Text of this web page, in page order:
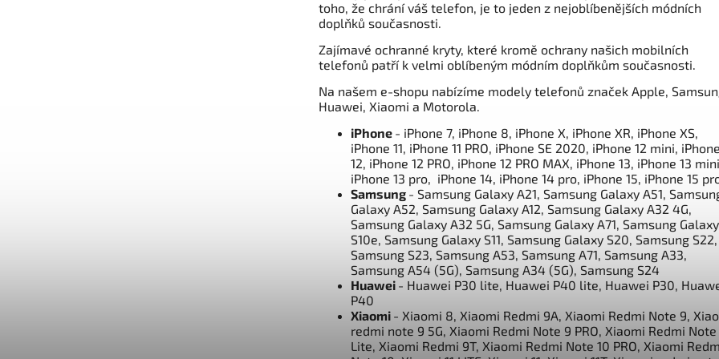
toho, že chrání váš telefon, je to jeden z nejoblíbenějších módních
doplňků současnosti.
Zajímavé ochranné kryty, které kromě ochrany našich mobilních
telefonů patří k velmi oblíbeným módním doplňkům současnosti.
Na našem e-shopu nabízíme modely telefonů značek Apple,
Huawei, Xiaomi a Motorola.
iPhone - iPhone 7, iPhone 8, iPhone X, iPhone XR, iPhone XS,
iPhone 11, iPhone 11 PRO, iPhone SE 2020, iPhone 12 mini, iPhone
12, iPhone 12 PRO, iPhone 12 PRO MAX, iPhone 13, iPhone 13
iPhone 13 pro, iPhone 14, iPhone 14 pro, iPhone 15, iPhone 15
Samsung - Samsung Galaxy A21, Samsung Galaxy A51,
Galaxy A52, Samsung Galaxy A12, Samsung Galaxy A32 4G,
Samsung Galaxy A32 5G, Samsung Galaxy A71, Samsung Galaxy
S10e, Samsung Galaxy S11, Samsung Galaxy S20, Samsung S22,
Samsung S23, Samsung A53, Samsung A71, Samsung A33,
Samsung A54 (5G), Samsung A34 (5G), Samsung S24
Huawei - Huawei P30 lite, Huawei P40 lite, Huawei P30,
P40
Xiaomi - Xiaomi 8, Xiaomi Redmi 9A, Xiaomi Redmi Note 9,
redmi note 9 5G, Xiaomi Redmi Note 9 PRO, Xiaomi Redmi Note
Lite, Xiaomi Redmi 9T, Xiaomi Redmi Note 10 PRO, Xiaomi